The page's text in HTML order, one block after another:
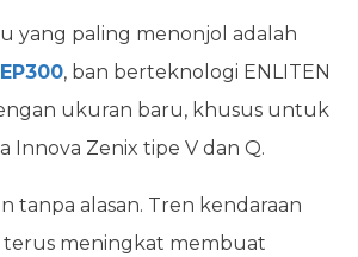
yang paling menonjol adalah
, ban berteknologi ENLITEN
ukuran baru, khusus untuk
Innova Zenix tipe V dan Q.
tanpa alasan. Tren kendaraan
terus meningkat membuat